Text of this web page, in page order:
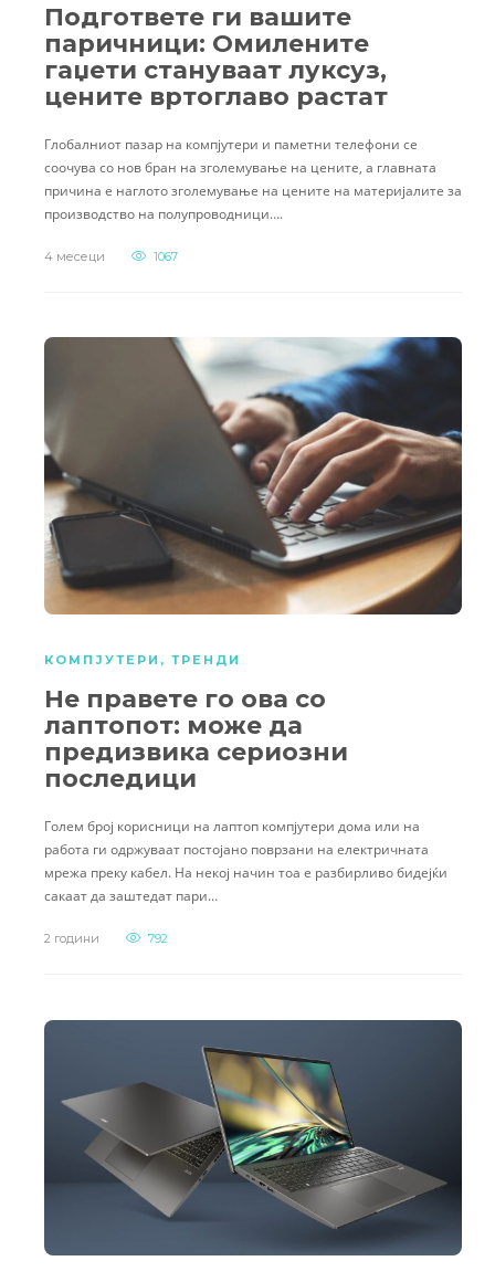
Подгответе ги вашите
паричници: Омилените
гаџети стануваат луксуз,
цените вртоглаво растат
Глобалниот пазар на компјутери и паметни телефони се
соочува со нов бран на зголемување на цените, а главната
причина е наглото зголемување на цените на материјалите за
производство на полупроводници….
4 месеци 1067
КОМПЈУТЕРИ , ТРЕНДИ
Не правете го ова со
лаптопот: може да
предизвика сериозни
последици
Голем број корисници на лаптоп компјутери дома или на
работа ги одржуваат постојано поврзани на електричната
мрежа преку кабел. На некој начин тоа е разбирливо бидејќи
сакаат да заштедат пари…
2 години 792